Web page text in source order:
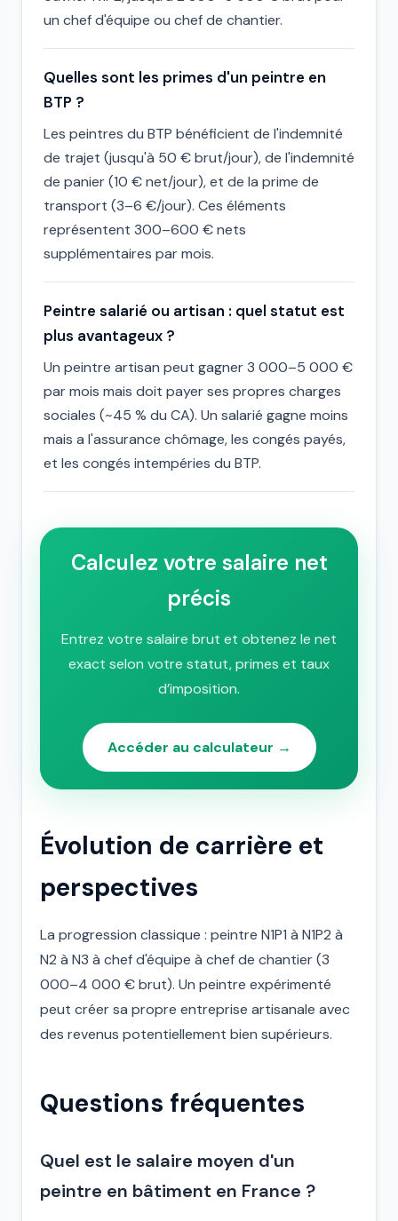
un chef d'équipe ou chef de chantier.
Quelles sont les primes d'un peintre en
BTP ?
Les peintres du BTP bénéficient de l'indemnité
de trajet (jusqu'à 50 € brut/jour), de l'indemnité
de panier (10 € net/jour), et de la prime de
transport (3–6 €/jour). Ces éléments
représentent 300–600 € nets
supplémentaires par mois.
Peintre salarié ou artisan : quel statut est
plus avantageux ?
Un peintre artisan peut gagner 3 000–5 000 €
par mois mais doit payer ses propres charges
sociales (~45 % du CA). Un salarié gagne moins
mais a l'assurance chômage, les congés payés,
et les congés intempéries du BTP.
Calculez votre salaire net
précis
Entrez votre salaire brut et obtenez le net
exact selon votre statut, primes et taux
d’imposition.
Accéder au calculateur →
Évolution de carrière et
perspectives
La progression classique : peintre N1P1 à N1P2 à
N2 à N3 à chef d'équipe à chef de chantier (3
000–4 000 € brut). Un peintre expérimenté
peut créer sa propre entreprise artisanale avec
des revenus potentiellement bien supérieurs.
Questions fréquentes
Quel est le salaire moyen d'un
peintre en bâtiment en France ?